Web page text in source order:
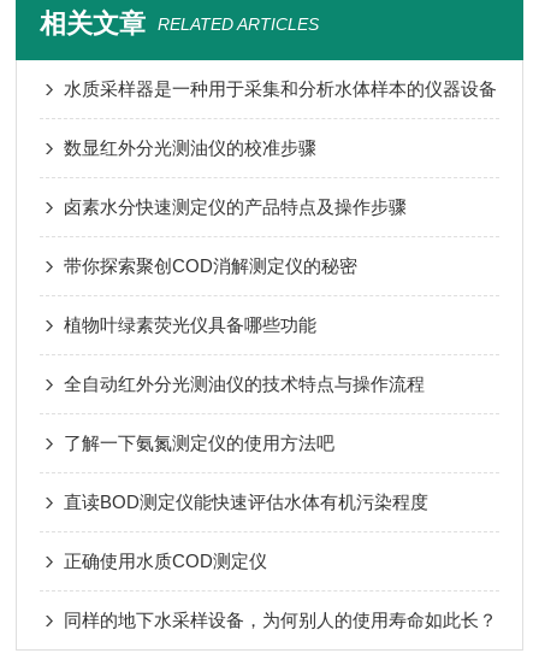
相关文章 RELATED ARTICLES
水质采样器是一种用于采集和分析水体样本的仪器设备
数显红外分光测油仪的校准步骤
卤素水分快速测定仪的产品特点及操作步骤
带你探索聚创COD消解测定仪的秘密
植物叶绿素荧光仪具备哪些功能
全自动红外分光测油仪的技术特点与操作流程
了解一下氨氮测定仪的使用方法吧
直读BOD测定仪能快速评估水体有机污染程度
正确使用水质COD测定仪
同样的地下水采样设备，为何别人的使用寿命如此长？